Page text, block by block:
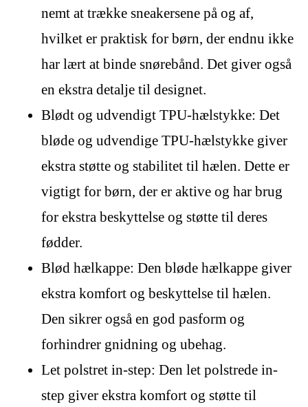
nemt at trække sneakersene på og af,
hvilket er praktisk for børn, der endnu ikke
har lært at binde snørebånd. Det giver også
en ekstra detalje til designet.
Blødt og udvendigt TPU-hælstykke: Det
bløde og udvendige TPU-hælstykke giver
ekstra støtte og stabilitet til hælen. Dette er
vigtigt for børn, der er aktive og har brug
for ekstra beskyttelse og støtte til deres
fødder.
Blød hælkappe: Den bløde hælkappe giver
ekstra komfort og beskyttelse til hælen.
Den sikrer også en god pasform og
forhindrer gnidning og ubehag.
Let polstret in-step: Den let polstrede in-
step giver ekstra komfort og støtte til